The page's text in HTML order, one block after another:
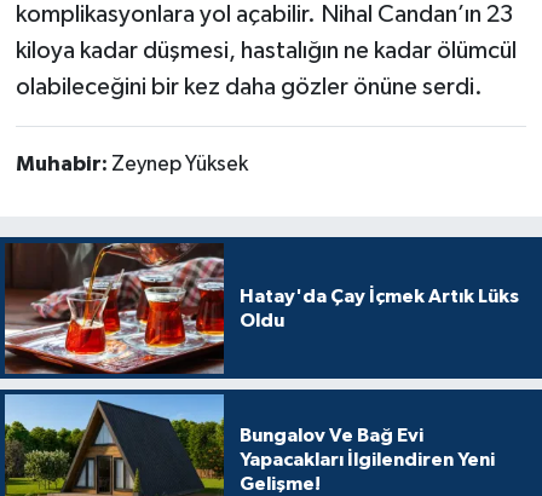
komplikasyonlara yol açabilir. Nihal Candan’ın 23
kiloya kadar düşmesi, hastalığın ne kadar ölümcül
olabileceğini bir kez daha gözler önüne serdi.
Muhabir: Zeynep Yüksek
Hatay'da Çay İçmek Artık Lüks
Oldu
Bungalov Ve Bağ Evi
Yapacakları İlgilendiren Yeni
Gelişme!